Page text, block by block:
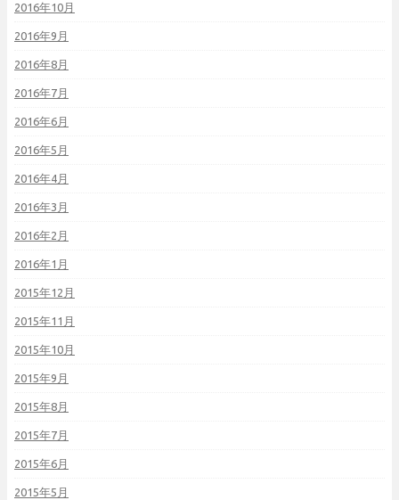
2016年10月
2016年9月
2016年8月
2016年7月
2016年6月
2016年5月
2016年4月
2016年3月
2016年2月
2016年1月
2015年12月
2015年11月
2015年10月
2015年9月
2015年8月
2015年7月
2015年6月
2015年5月